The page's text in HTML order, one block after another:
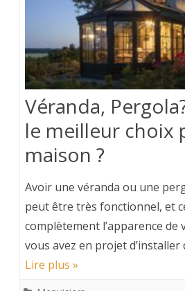
Véranda,
le meilleur choix
maison ?
Avoir une véranda ou une
peut être très fonctionnel, et
complètement l’apparence de
vous avez en projet
Lire plus »